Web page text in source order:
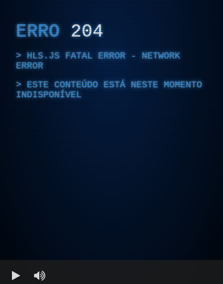
ERRO 204
HLS.JS FATAL ERROR - NETWORK
ERROR
ESTE CONTEÚDO ESTÁ NESTE MOMENTO
INDISPONÍVEL